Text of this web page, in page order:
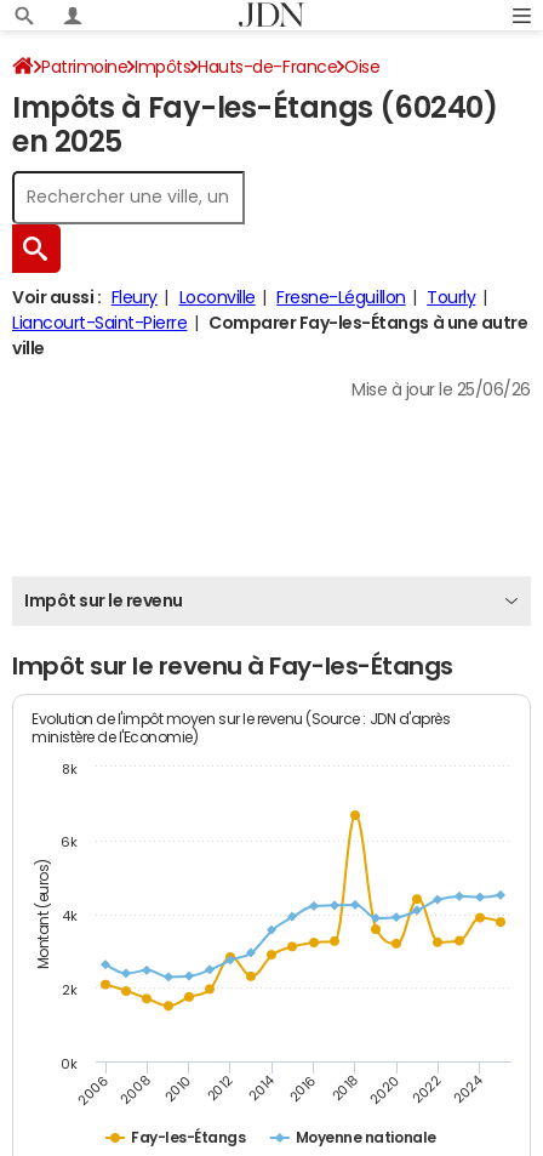
Patrimoine Impôts Hauts-de-France Oise
Fay-les-Étangs Impôt sur le revenu
Impôts à Fay-les-Étangs (60240)
en 2025
Voir aussi : Fleury Loconville Fresne-Léguillon
Tourly
Liancourt-Saint-Pierre
Comparer Fay-les-Étangs à une autre
ville
Mise à jour le 25/06/26
Impôt sur le revenu
Impôt sur le revenu à Fay-les-Étangs
Montant (euros)
Evolution de l'impôt moyen sur le revenu (Source : JDN d'après
ministère de l'Economie)
Fay-les-Étangs Moyenne nationale
2006 2008 2010 2012 2014 2016 2018 2020 2022 2024
0k
2k
4k
6k
8k